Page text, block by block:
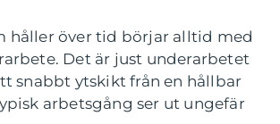
håller över tid börjar alltid med
Det är just underarbetet
snabbt ytskikt från en hållbar
arbetsgång ser ut ungefär